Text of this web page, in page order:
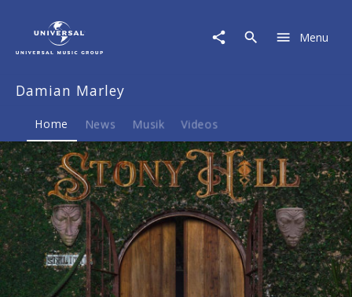
Musik
Merch
Menu
Damian Marley
Home News Musik Videos